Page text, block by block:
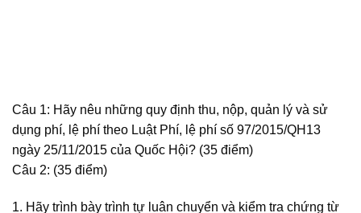
Câu 1: Hãy nêu những quy định thu, nộp, quản lý và sử
dụng phí, lệ phí theo Luật Phí, lệ phí số 97/2015/QH13
ngày 25/11/2015 của Quốc Hội? (35 điểm)
Câu 2: (35 điểm)
1. Hãy trình bày trình tự luân chuyển và kiểm tra chứng từ